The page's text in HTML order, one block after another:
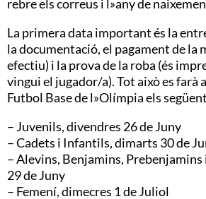
rebre els correus i l»any de
La primera data important és la
la documentació, el pagament de la
efectiu) i la prova de la roba (és
vingui el jugador/a). Tot això es farà
Futbol Base de l»Olímpia els
– Juvenils, divendres 26 de Juny
– Cadets i Infantils, dimarts 30 de
– Alevins, Benjamins,
29 de Juny
– Femení, dimecres 1 de Juliol